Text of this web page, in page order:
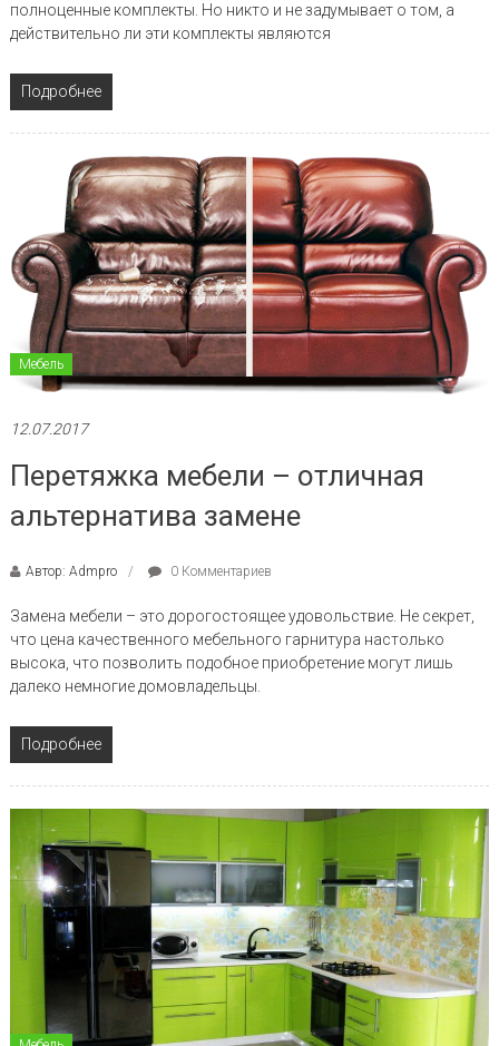
полноценные комплекты. Но никто и не задумывает о том, а
действительно ли эти комплекты являются
Подробнее
Мебель
12.07.2017
Перетяжка мебели – отличная
альтернатива замене
Автор: Admpro 0 Комментариев
Замена мебели – это дорогостоящее удовольствие. Не секрет,
что цена качественного мебельного гарнитура настолько
высока, что позволить подобное приобретение могут лишь
далеко немногие домовладельцы.
Подробнее